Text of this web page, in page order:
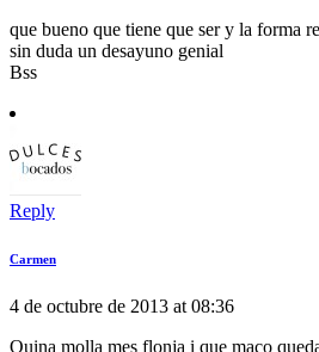
que bueno que tiene que ser y la forma
sin duda un desayuno genial
Bss
Reply
Carmen
4 de octubre de 2013 at 08:36
Quina molla mes flonja i que maco